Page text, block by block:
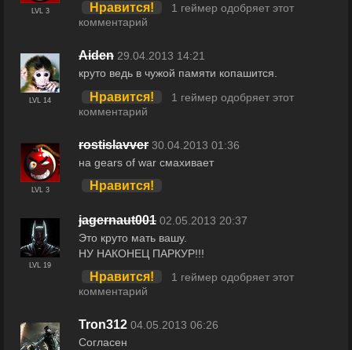
LVL 3 Нравится!
1 геймер одобряет этот
комментарий
LVL 14
Aiden 29.04.2013 14:21
круто ведь в чужой памяти копашится.
Нравится!
1 геймер одобряет этот
комментарий
LVL 3
rostislavver 30.04.2013 01:36
на gears of war смахивает
Нравится!
LVL 19
jagernaut001 02.05.2013 20:37
Это круто мать вашу.
НУ НАКОНЕЦ ПАРКУР!!!
Нравится!
1 геймер одобряет этот
комментарий
Tron312 04.05.2013 06:26
Согласен